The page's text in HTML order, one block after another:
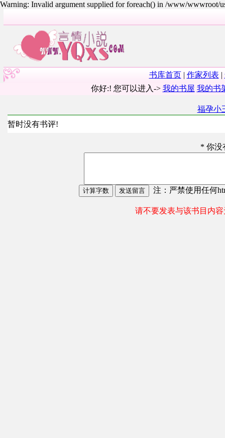
Warning: Invalid argument supplied for foreach() in /www/wwwroot/
书库首页| 作家列表 |
你好:! 您可以进入-> 我的书屋 我的书
福孕小
暂时没有书评!
* 你没
注：严禁使用任何
请不要发表与该书目内